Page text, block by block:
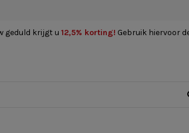
geduld krijgt u 12,5% korting! Gebruik hiervoor